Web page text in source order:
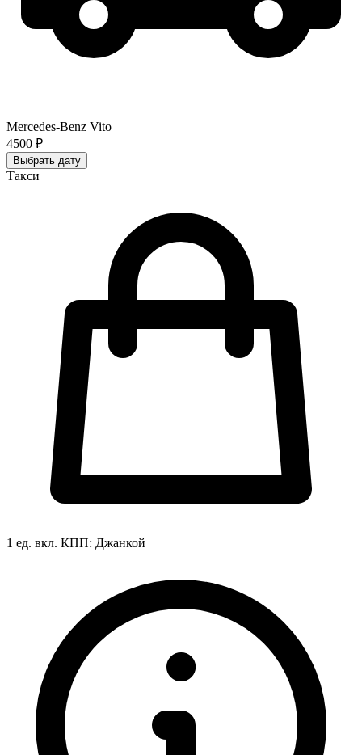
Mercedes-Benz Vito
4500 ₽
Выбрать дату
Такси
1 ед. вкл. КПП: Джанкой